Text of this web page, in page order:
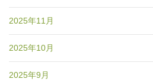
2025年11月
2025年10月
2025年9月